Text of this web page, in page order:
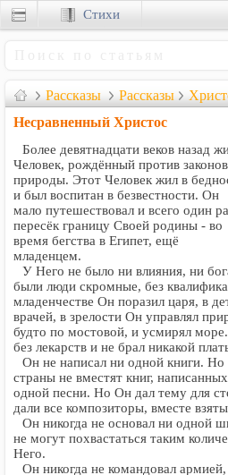
Рассказы Рассказы
Несравненный Христос
Более девятнадцати веков назад
Человек, рождённый против законов
природы. Этот Человек жил в
и был воспитан в безвестности. Он
мало путешествовал и всего один
пересёк границу Своей родины - во
время бегства в Египет, ещё
младенцем.
У Него не было ни влияния, ни
были люди скромные, без
младенчестве Он поразил царя, в
врачей, в зрелости Он управлял
будто по мостовой, и усмирял
без лекарств и не брал никакой
Он не написал ни одной книги. Но
страны не вместят книг,
одной песни. Но Он дал тему для
дали все композиторы, вместе
Он никогда не основал ни одной
не могут похвастаться таким
Него.
Он никогда не командовал
Стихи